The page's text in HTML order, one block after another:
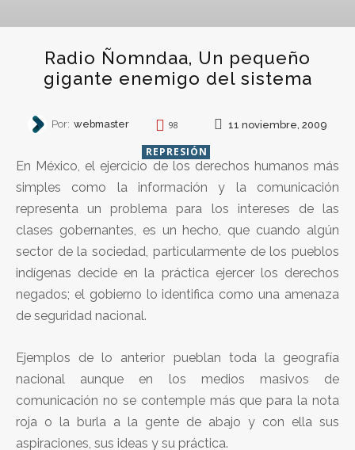
Radio Ñomndaa, Un pequeño
gigante enemigo del sistema
Por: webmaster 98 11 noviembre, 2009
REPRESIÓN
En México, el ejercicio de los derechos humanos más
simples como la información y la comunicación
representa un problema para los intereses de las
clases gobernantes, es un hecho, que cuando algún
sector de la sociedad, particularmente de los pueblos
indígenas decide en la práctica ejercer los derechos
negados; el gobierno lo identifica como una amenaza
de seguridad nacional.
Ejemplos de lo anterior pueblan toda la geografía
nacional aunque en los medios masivos de
comunicación no se contemple más que para la nota
roja o la burla a la gente de abajo y con ella sus
aspiraciones, sus ideas y su práctica.